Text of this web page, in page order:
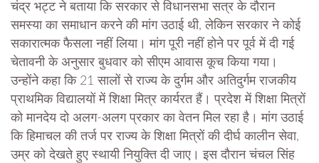
चंद्र भट्ट ने बताया कि सरकार से विधानसभा सत्र के दौरान
समस्या का समाधान करने की मांग उठाई थी, लेकिन सरकार ने कोई
सकारात्मक फैसला नहीं लिया। मांग पूरी नहीं होने पर पूर्व में दी गई
चेतावनी के अनुसार बुधवार को सीएम आवास कूच किया गया।
उन्होंने कहा कि 21 सालों से राज्य के दुर्गम और अतिदुर्गम राजकीय
प्राथमिक विद्यालयों में शिक्षा मित्र कार्यरत हैं। प्रदेश में शिक्षा मित्रों
को मानदेय दो अलग-अलग प्रकार का वेतन मिल रहा है। मांग उठाई
कि हिमाचल की तर्ज पर राज्य के शिक्षा मित्रों की दीर्घ कालीन सेवा,
उम्र को देखते हुए स्थायी नियुक्ति दी जाए। इस दौरान चंचल सिंह